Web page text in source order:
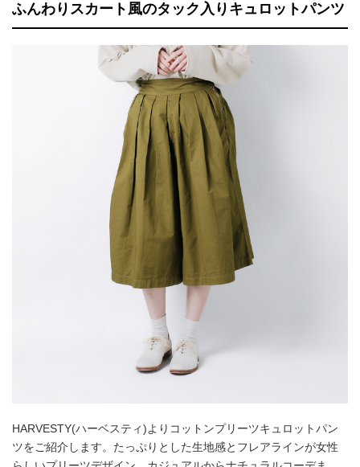
ふんわりスカート風のタック入りキュロットパンツ
HARVESTY(ハーベスティ)よりコットンプリーツキュロットパン
ツをご紹介します。たっぷりとした生地感とフレアラインが女性